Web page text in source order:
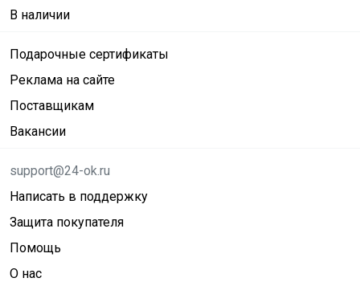
В наличии
Подарочные сертификаты
Реклама на сайте
Поставщикам
Вакансии
support@24-ok.ru
Написать в поддержку
Защита покупателя
Помощь
О нас